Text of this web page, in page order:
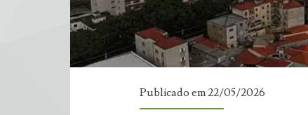
Publicado em 22/05/2026